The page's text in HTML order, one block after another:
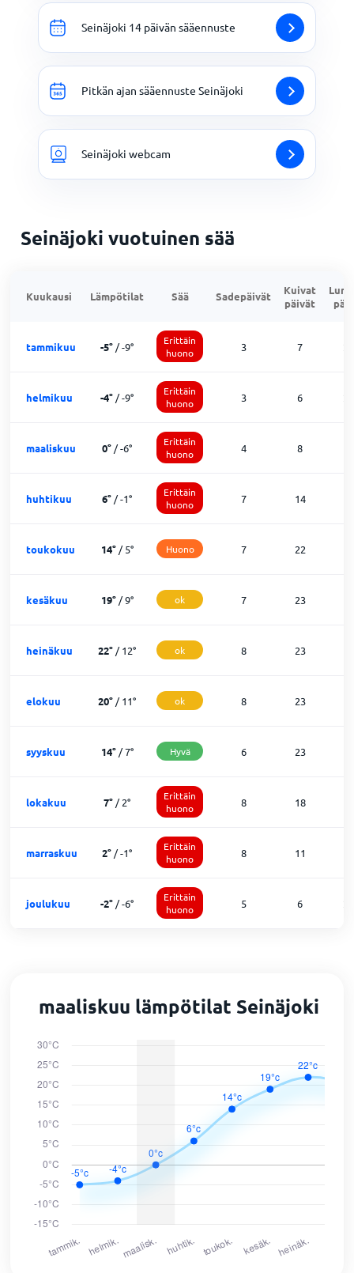
Seinäjoki 14 päivän sääennuste
Pitkän ajan sääennuste Seinäjoki
Seinäjoki webcam
Seinäjoki vuotuinen sää
Kuukausi Lämpötilat Sää Sadepäivät
Kuivat
päivät
tammikuu -5° /-9°
Erittäin
huono
3 7
helmikuu -4° /-9°
Erittäin
huono
3 6
maaliskuu 0° /-6°
Erittäin
huono
4 8
huhtikuu 6° /-1°
Erittäin
huono
7 14
toukokuu 14°/5° Huono 7 22
kesäkuu 19°/9° ok 7 23
heinäkuu 22° /12° ok 8 23
elokuu 20° /11° ok 8 23
syyskuu 14°/7° Hyvä 6 23
lokakuu 7° /2°
Erittäin
huono
8 18
marraskuu 2° /-1°
Erittäin
huono
8 11
joulukuu -2° /-6°
Erittäin
huono
5 6
maaliskuu lämpötilat Seinäjoki